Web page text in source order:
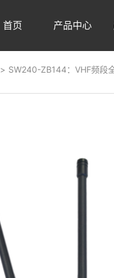
首页 产品中心
> SW240-ZB144：VHF频段